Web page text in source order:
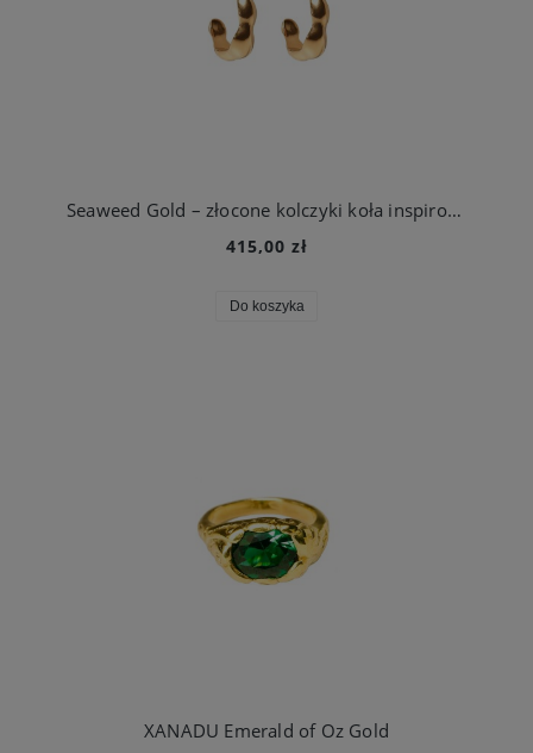
Seaweed Gold – złocone kolczyki koła inspirowane morskimi wodorostami
415,00 zł
Do koszyka
XANADU Emerald of Oz Gold